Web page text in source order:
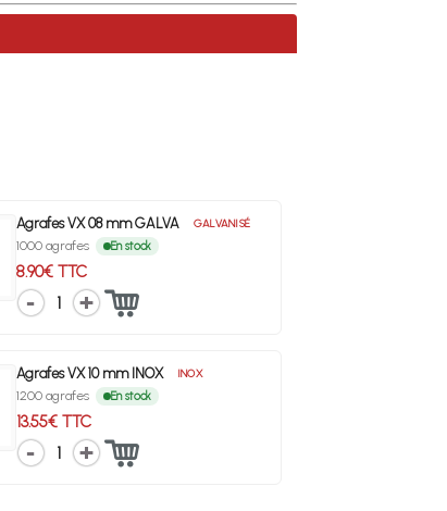
Agrafes VX 08 mm GALVA GALVANISÉ
1000 agrafes En stock
8.90€ TTC
1
Agrafes VX 10 mm INOX INOX
1200 agrafes En stock
13.55€ TTC
1